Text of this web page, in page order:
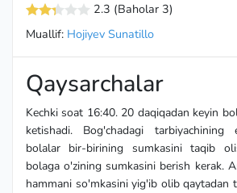
2.3 (Baholar 3)
Muallif: Hojiyev Sunatillo
Qaysarchalar
Kechki soat 16:40. 20 daqiqadan keyin
ketishadi. Bog'chadagi tarbiyachining
bolalar bir-birining sumkasini taqib
bolaga o'zining sumkasini berish kerak.
hammani so'mkasini yig'ib olib qaytadan